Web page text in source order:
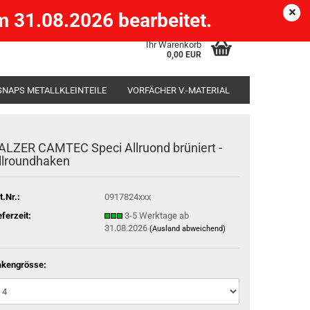
) Kundenlogin
Ihr Warenkorb
0,00 EUR
31.08.2026 bearbeitet.
METALLKLEINTEILE VORFÄCHER V.-MATERIAL
CAMTEC Speci Allruond brüniert -
0917824xxx
3-5 Werktage ab
31.08.2026 (Ausland abweichend)